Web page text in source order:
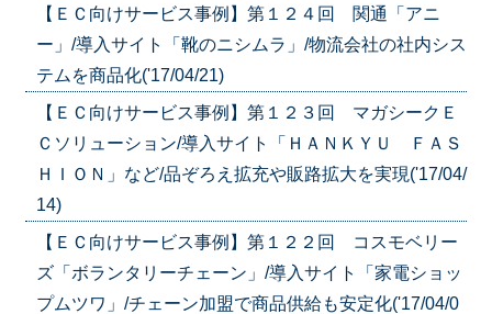
【ＥＣ向けサービス事例】第１２４回 関通「アニ
ー」/導入サイト「靴のニシムラ」/物流会社の社内シス
テムを商品化('17/04/21)
【ＥＣ向けサービス事例】第１２３回 マガシークＥ
Ｃソリューション/導入サイト「ＨＡＮＫＹＵ ＦＡＳ
ＨＩＯＮ」など/品ぞろえ拡充や販路拡大を実現('17/04/
14)
【ＥＣ向けサービス事例】第１２２回 コスモベリー
ズ「ボランタリーチェーン」/導入サイト「家電ショッ
プムツワ」/チェーン加盟で商品供給も安定化('17/04/0